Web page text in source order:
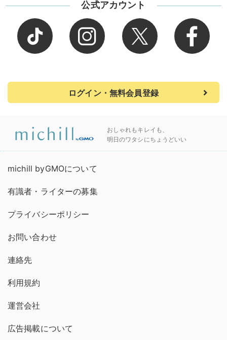
公式アカウント
ログイン・無料会員登録
おしゃれもキレイも、
明日のワタシにちょうどいい
michill byGMOについて
有識者・ライターの募集
プライバシーポリシー
お問い合わせ
連絡先
利用規約
運営会社
広告掲載について